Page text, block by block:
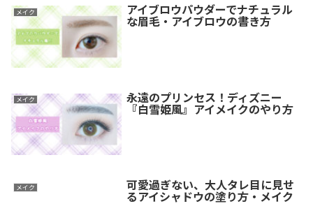
メイク アイブロウパウダーでナチュラル
な眉毛・アイブロウの書き方
メイク 永遠のプリンセス！ディズニー
『白雪姫風』アイメイクのやり方
メイク 可愛過ぎない、大人タレ目に見せ
るアイシャドウの塗り方・メイク